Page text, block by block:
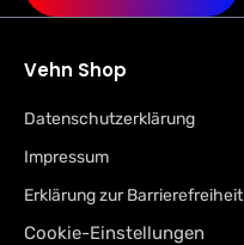
Vehn Shop
Datenschutzerklärung
Impressum
Erklärung zur Barrierefreiheit
Cookie-Einstellungen